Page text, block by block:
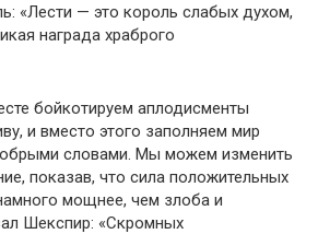
«Лести — это король слабых духом,
награда храброго
бойкотируем аплодисменты
и вместо этого заполняем мир
словами. Мы можем изменить
показав, что сила положительных
мощнее, чем злоба и
Шекспир: «Скромных